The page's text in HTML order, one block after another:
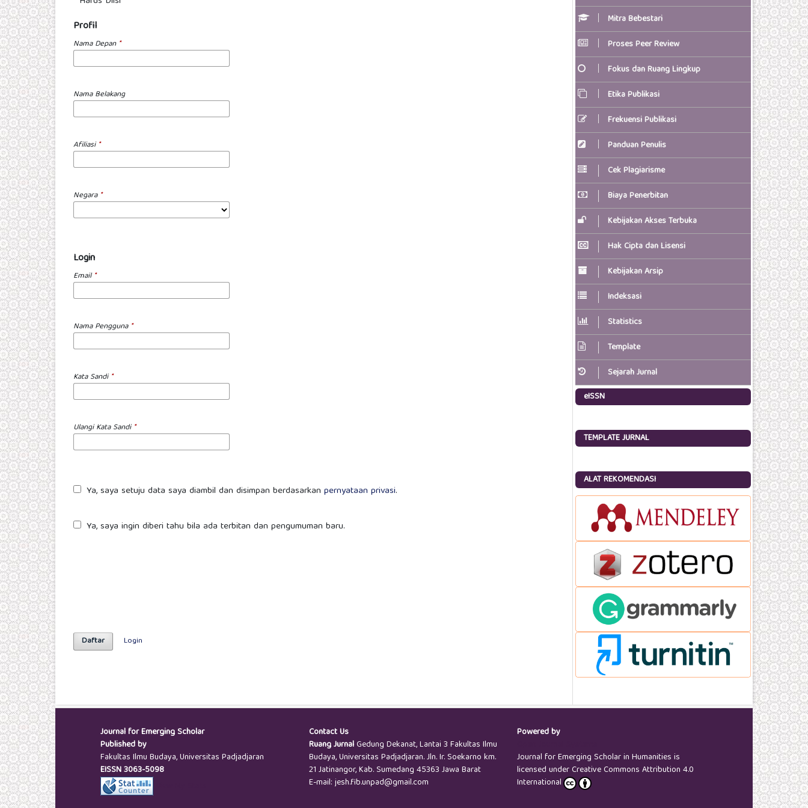
Profil
Nama Depan *
Nama Belakang
Afiliasi *
Negara *
Login
Email *
Nama Pengguna *
Kata Sandi *
Ulangi Kata Sandi *
Ya, saya setuju data saya diambil dan disimpan berdasarkan pernyataan privasi.
Ya, saya ingin diberi tahu bila ada terbitan dan pengumuman baru.
Daftar Login
Mitra Bebestari
Proses Peer Review
Fokus dan Ruang Lingkup
Etika Publikasi
Frekuensi Publikasi
Panduan Penulis
Cek Plagiarisme
Biaya Penerbitan
Kebijakan Akses Terbuka
Hak Cipta dan Lisensi
Kebijakan Arsip
Indeksasi
Statistics
Template
Sejarah Jurnal
eISSN
TEMPLATE JURNAL
ALAT REKOMENDASI
Journal for Emerging Scholar
Published by
Fakultas Ilmu Budaya, Universitas Padjadjaran
EISSN3063-5098
Contact Us
Ruang JurnalGedung Dekanat, Lantai 3 Fakultas Ilmu
Budaya, Universitas Padjadjaran. Jln. Ir. Soekarno km.
21 Jatinangor, Kab. Sumedang 45363 Jawa Barat
E-mail: jesh.fib.unpad@gmail.com
Powered by
Journal for Emerging Scholar in Humanities is
licensed under Creative Commons Attribution 4.0
International